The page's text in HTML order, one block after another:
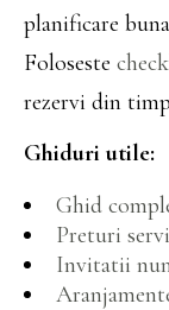
planificare
Foloseste
rezervi din timp
Ghiduri utile:
Ghid
Preturi
Invitatii